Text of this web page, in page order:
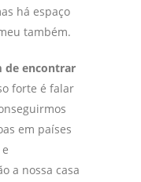
há espaço
também.
de encontrar
forte é falar
em países
a nossa casa